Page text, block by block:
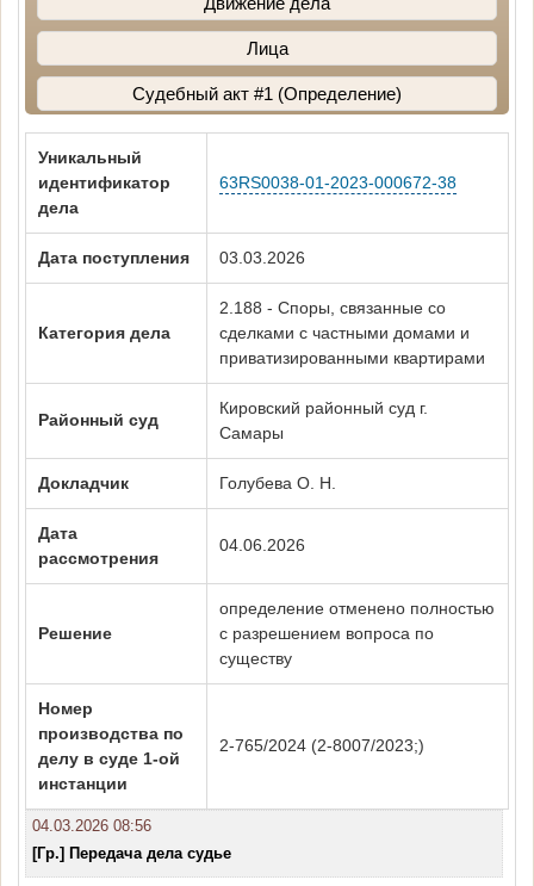
Лица
Судебный акт #1 (Определение)
Уникальный
идентификатор
дела
63RS0038-01-2023-000672-38
Дата поступления 03.03.2026
Категория дела
2.188 - Споры, связанные со
сделками с частными домами и
приватизированными квартирами
Районный суд
Кировский районный суд г.
Самары
Докладчик Голубева О. Н.
Дата
рассмотрения
04.06.2026
Решение
определение отменено полностью
с разрешением вопроса по
существу
Номер
производства по
делу в суде 1-ой
инстанции
2-765/2024 (2-8007/2023;)
04.03.2026 08:56
[Гр.] Передача дела судье